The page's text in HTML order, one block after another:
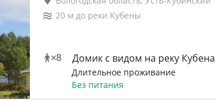
20м до реки Кубены
×8 Домик с видом на реку Кубена
Длительное проживание
Без питания